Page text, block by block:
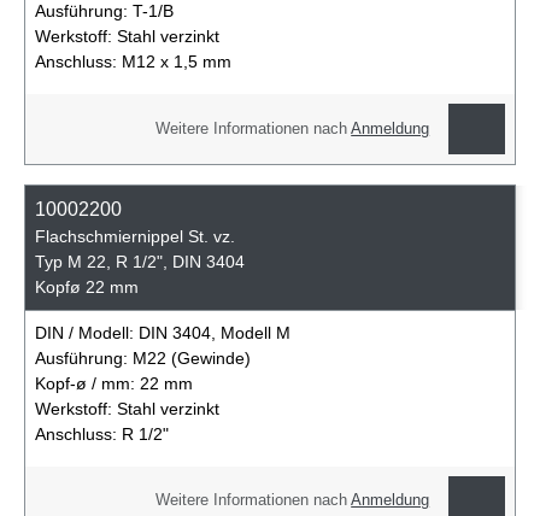
Ausführung: T-1/B
Werkstoff: Stahl verzinkt
Anschluss: M12 x 1,5 mm
Weitere Informationen nachAnmeldung
10002200
Flachschmiernippel St. vz.
Typ M 22, R 1/2", DIN 3404
Kopfø 22 mm
DIN / Modell: DIN 3404, Modell M
Ausführung: M22 (Gewinde)
Kopf-ø / mm: 22 mm
Werkstoff: Stahl verzinkt
Anschluss: R 1/2"
Weitere Informationen nachAnmeldung